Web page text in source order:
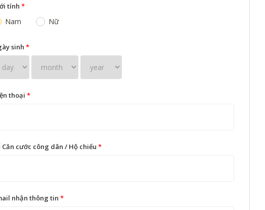
tính *
Nam Nữ
sinh *
thoại *
Căn cước công dân / Hộ chiếu *
nhận thông tin *